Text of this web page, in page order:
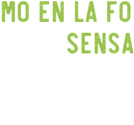
en la